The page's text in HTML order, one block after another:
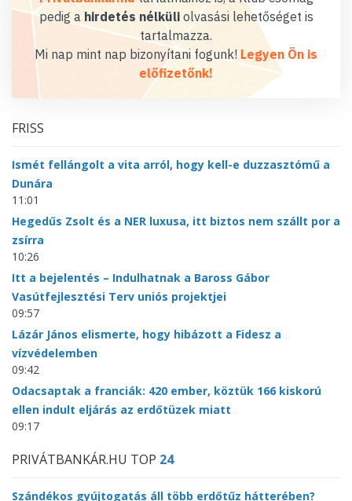
pedig a hirdetés nélküliolvasási lehetőséget is
tartalmazza.
Mi nap mint nap bizonyítani fogunk! Legyen Ön is
előfizetőnk!
FRISS
Ismét fellángolt a vita arról, hogy kell-e duzzasztómű a
Dunára
11:01
Hegedűs Zsolt és a NER luxusa, itt biztos nem szállt por a
zsírra
10:26
Itt a bejelentés – Indulhatnak a Baross Gábor
Vasútfejlesztési Terv uniós projektjei
09:57
Lázár János elismerte, hogy hibázott a Fidesz a
vízvédelemben
09:42
Odacsaptak a franciák: 420 ember, köztük 166 kiskorú
ellen indult eljárás az erdőtüzek miatt
09:17
PRIVÁTBANKÁR.HU TOP 24
Szándékos gyújtogatás áll több erdőtűz hátterében?